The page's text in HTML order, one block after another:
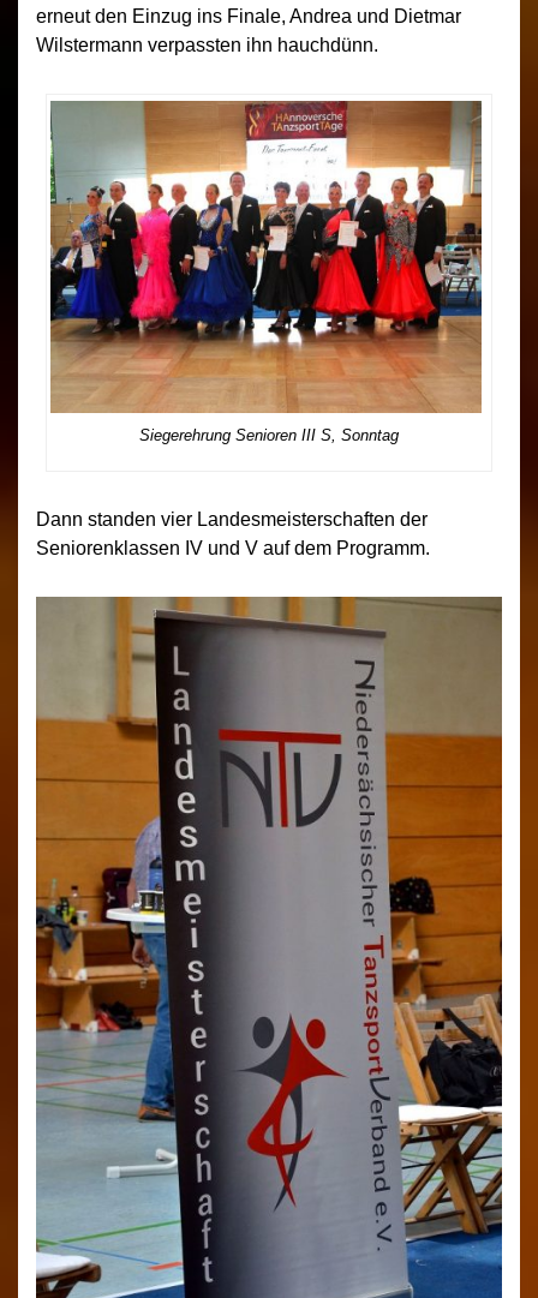
erneut den Einzug ins Finale, Andrea und Dietmar
Wilstermann verpassten ihn hauchdünn.
Siegerehrung Senioren III S, Sonntag
Dann standen vier Landesmeisterschaften der
Seniorenklassen IV und V auf dem Programm.